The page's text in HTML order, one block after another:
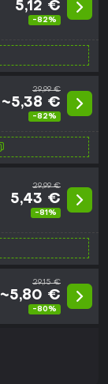
5,12 €
-82%
29,99 €
~5,38 €
-82%
29,99 €
5,43 €
-81%
29,15 €
~5,80 €
-80%